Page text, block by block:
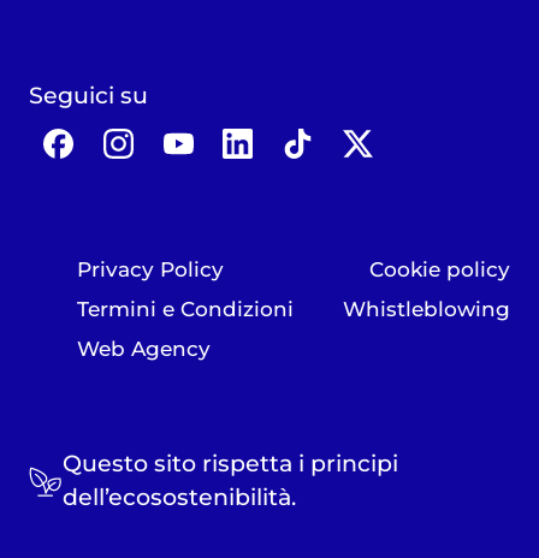
Seguici su
Privacy Policy
Cookie policy
Termini e Condizioni
Whistleblowing
Web Agency
Questo sito rispetta i principi
dell’ecosostenibilità.